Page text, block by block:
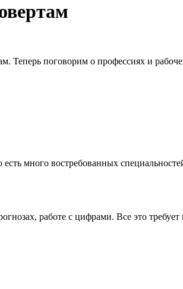
Теперь поговорим о профессиях и
много востребованных
работе с цифрами. Все это